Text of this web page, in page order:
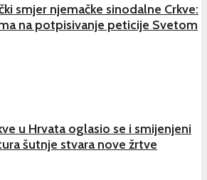
smjer njemačke sinodalne Crkve:
na potpisivanje peticije Svetom
u Hrvata oglasio se i smijenjeni
šutnje stvara nove žrtve